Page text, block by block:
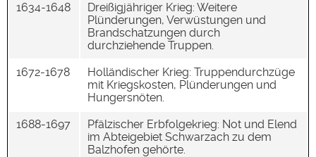
1634-1648
Dreißigjähriger Krieg: Weitere
Plünderungen, Verwüstungen und
Brandschatzungen durch
durchziehende Truppen.
1672-1678
Holländischer Krieg: Truppendurchzüge
mit Kriegskosten, Plünderungen und
Hungersnöten.
1688-1697
Pfälzischer Erbfolgekrieg: Not und Elend
im Abteigebiet Schwarzach zu dem
Balzhofen gehörte.